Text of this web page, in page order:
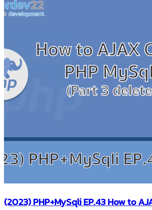
(2023) PHP+MySqli EP.43 How to